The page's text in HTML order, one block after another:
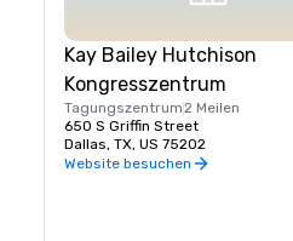
Kay Bailey Hutchison
Kongresszentrum
Tagungszentrum2 Meilen
650 S Griffin Street
Dallas, TX, US 75202
Website besuchen